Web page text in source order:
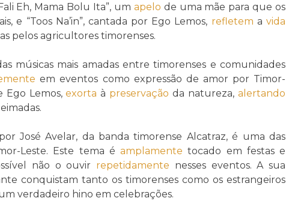
Eh, Mama Bolu Ita”, um apelo de uma mãe para que os
e “Toos Na’in”, cantada por Ego Lemos, refletem a vida
pelos agricultores timorenses.
músicas mais amadas entre timorenses e comunidades
em eventos como expressão de amor por Timor-
Ego Lemos,exorta à preservação da natureza,alertando
José Avelar, da banda timorense Alcatraz, é uma das
Leste. Este tema é amplamente tocado em festas e
não o ouvir repetidamente nesses eventos. A sua
conquistam tanto os timorenses como os estrangeiros
verdadeiro hino em celebrações.